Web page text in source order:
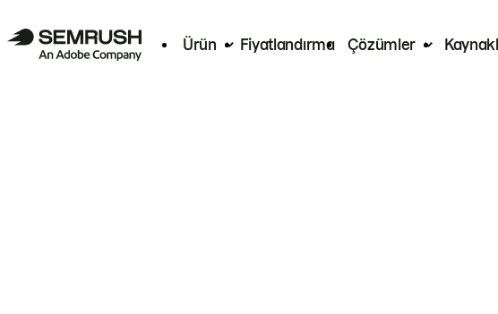
Ürün Fiyatlandırma Çözümler